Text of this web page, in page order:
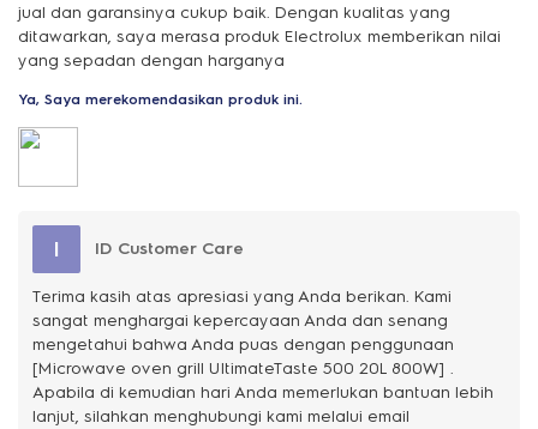
jual dan garansinya cukup baik. Dengan kualitas yang
ditawarkan, saya merasa produk Electrolux memberikan nilai
yang sepadan dengan harganya
Ya, Saya merekomendasikan produk ini.
I ID Customer Care
Terima kasih atas apresiasi yang Anda berikan. Kami
sangat menghargai kepercayaan Anda dan senang
mengetahui bahwa Anda puas dengan penggunaan
[Microwave oven grill UltimateTaste 500 20L 800W] .
Apabila di kemudian hari Anda memerlukan bantuan lebih
lanjut, silahkan menghubungi kami melalui email